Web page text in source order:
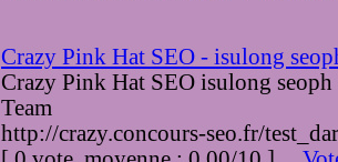
Crazy Pink Hat SEO - isulong
Crazy Pink Hat SEO isulong
Team
http://crazy.concours-seo.fr/